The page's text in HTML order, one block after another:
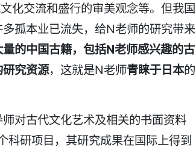
化交流和盛行的审美观念等。但我国
孤本业已流失，给N老师的研究带来
量的中国古籍，包括N老师感兴趣的古
究资源，这就是N老师青睐于日本的
对古代文化艺术及相关的书面资料
科研项目，其研究成果在国际上得到